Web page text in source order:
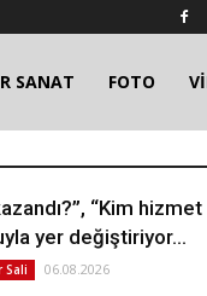
SANAT FOTO
“Kim
yer değiştiriyor…
Sali 06.08.2026